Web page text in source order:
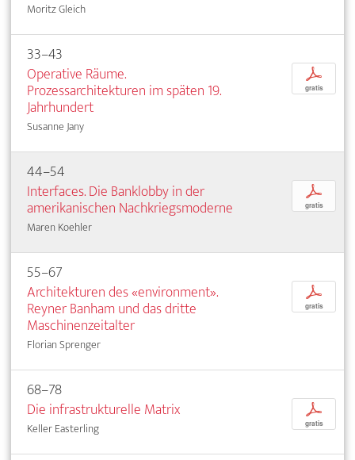
Moritz Gleich
33–43
Operative Räume.
Prozessarchitekturen im späten 19.
Jahrhundert
Susanne Jany
p
gratis
44–54
Interfaces. Die Banklobby in der
amerikanischen Nachkriegsmoderne
Maren Koehler
p
gratis
55–67
Architekturen des «environment».
Reyner Banham und das dritte
Maschinenzeitalter
Florian Sprenger
p
gratis
68–78
Die infrastrukturelle Matrix
Keller Easterling
p
gratis